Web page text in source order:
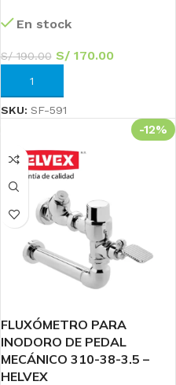
En stock
S/190.00 S/170.00
AÑADIR AL CARRITO
SKU: SF-591
-12%
FLUXÓMETRO PARA
INODORO DE PEDAL
MECÁNICO 310-38-3.5 –
HELVEX